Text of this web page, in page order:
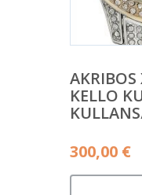
AKRIBOS
KELLO
300,00 €